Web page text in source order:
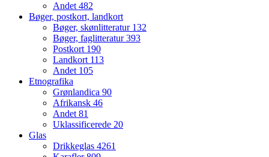
Andet482
Bøger, postkort, landkort
Bøger, skønlitteratur 132
Bøger, faglitteratur393
Postkort 190
Landkort 113
Andet 105
Etnografika
Grønlandica 90
Afrikansk 46
Andet81
Uklassificerede 20
Glas
Drikkeglas 4261